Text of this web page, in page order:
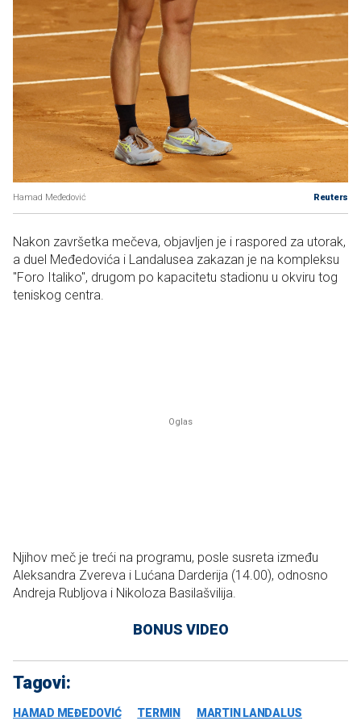
Hamad Međedović Reuters
Nakon završetka mečeva, objavljen je i raspored za utorak,
a duel Međedovića i Landalusea zakazan je na kompleksu
"Foro Italiko", drugom po kapacitetu stadionu u okviru tog
teniskog centra.
Njihov meč je treći na programu, posle susreta između
Aleksandra Zvereva i Lućana Darderija (14.00), odnosno
Andreja Rubljova i Nikoloza Basilašvilija.
BONUS VIDEO
Tagovi:
HAMAD MEĐEDOVIĆ TERMIN MARTIN LANDALUS